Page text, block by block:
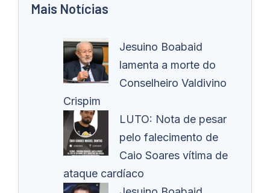
Mais Notícias
Jesuino Boabaid
lamenta a morte do
Conselheiro Valdivino
Crispim
LUTO: Nota de pesar
pelo falecimento de
Caio Soares vítima de
ataque cardíaco